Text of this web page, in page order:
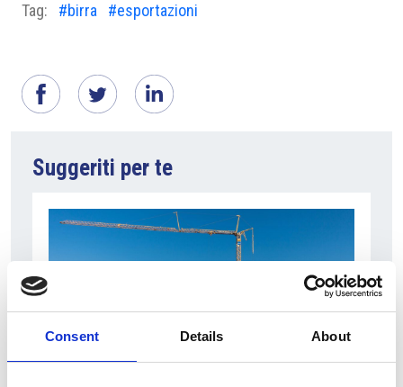
Consent Details About
Tag: #birra #esportazioni
Suggeriti per te